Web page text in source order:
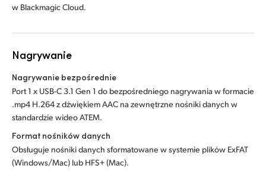
w Blackmagic Cloud.
Nagrywanie
Nagrywanie bezpośrednie
Port 1 x USB-C 3.1 Gen 1 do bezpośredniego nagrywania w formacie
.mp4 H.264 z dźwiękiem AAC na zewnętrzne nośniki danych w
standardzie wideo ATEM.
Format nośników danych
Obsługuje nośniki danych sformatowane w systemie plików ExFAT
(Windows/Mac) lub HFS+ (Mac).